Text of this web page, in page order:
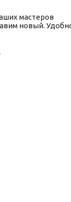
мастеров
новый.